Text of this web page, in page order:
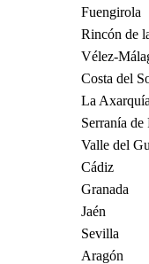
Fuengirola
Rincón de
Vélez-
Costa del
La Axarquía
Serranía de
Valle del
Cádiz
Granada
Jaén
Sevilla
Aragón